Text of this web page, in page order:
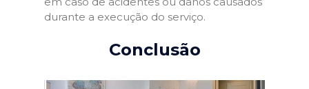
durante a execução do serviço.
Conclusão